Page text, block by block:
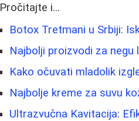
Pročitajte i...
Botox Tretmani u Srbiji:
Najbolji proizvodi za negu
Kako očuvati mladolik
Najbolje kreme za suvu
Ultrazvučna Kavitacija: